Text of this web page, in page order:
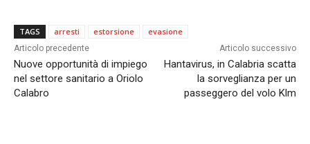
TAGS arresti estorsione evasione
Articolo precedente
Nuove opportunità di impiego
nel settore sanitario a Oriolo
Calabro
Articolo successivo
Hantavirus, in Calabria scatta
la sorveglianza per un
passeggero del volo Klm